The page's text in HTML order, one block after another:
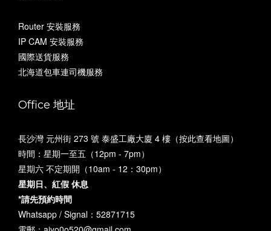
Router 安裝服務
IP CAM 安裝服務
國際送貨服務
北海道包車連司機服務
Office 地址
長沙灣 元州街 273 號 泰盛工廠大廈 4 樓（按此查看地圖）
時間：星期一至五（12pm - 7pm）
星期六 不定期開（10am - 12：30pm）
星期日、紅假 休息
*請先預約時間
Whatsapp / Signal：52871715